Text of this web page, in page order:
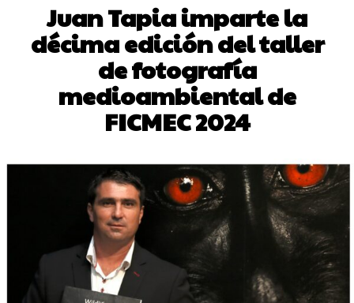
Juan Tapia imparte la
décima edición del taller
de fotografía
medioambiental de
FICMEC 2024